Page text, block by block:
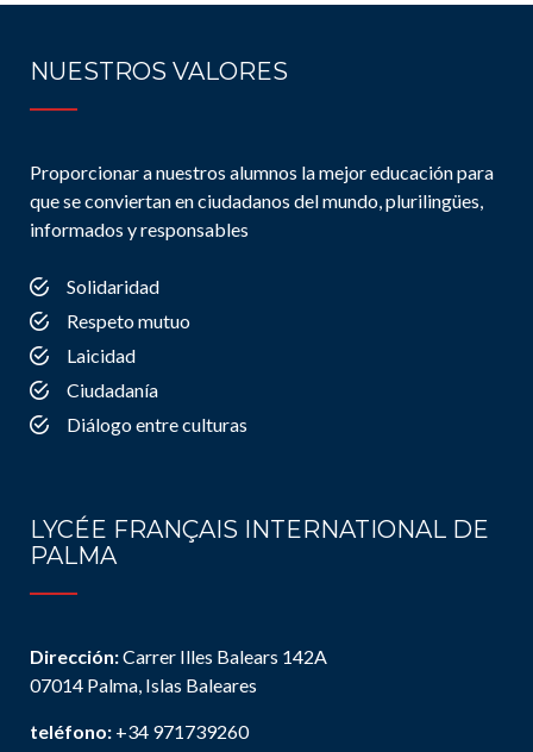
NUESTROS VALORES
Proporcionar a nuestros alumnos la mejor educación para
que se conviertan en ciudadanos del mundo, plurilingües,
informados y responsables
Solidaridad
Respeto mutuo
Laicidad
Ciudadanía
Diálogo entre culturas
LYCÉE FRANÇAIS INTERNATIONAL DE
PALMA
Dirección:Carrer Illes Balears 142A
07014 Palma, Islas Baleares
teléfono: +34 971739260